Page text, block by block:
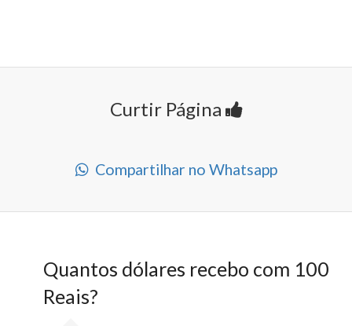
Curtir Página
Compartilhar no Whatsapp
Quantos dólares recebo com 100
Reais?